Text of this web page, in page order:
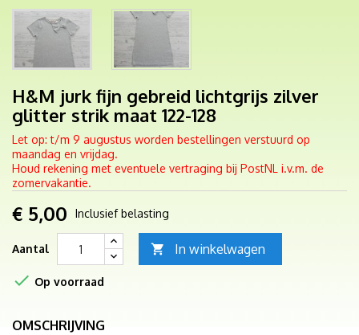
H&M jurk fijn gebreid lichtgrijs zilver
glitter strik maat 122-128
Let op: t/m 9 augustus worden bestellingen verstuurd op
maandag en vrijdag.
Houd rekening met eventuele vertraging bij PostNL i.v.m. de
zomervakantie.
€ 5,00 Inclusief belasting
Aantal  In winkelwagen
 Op voorraad
OMSCHRIJVING